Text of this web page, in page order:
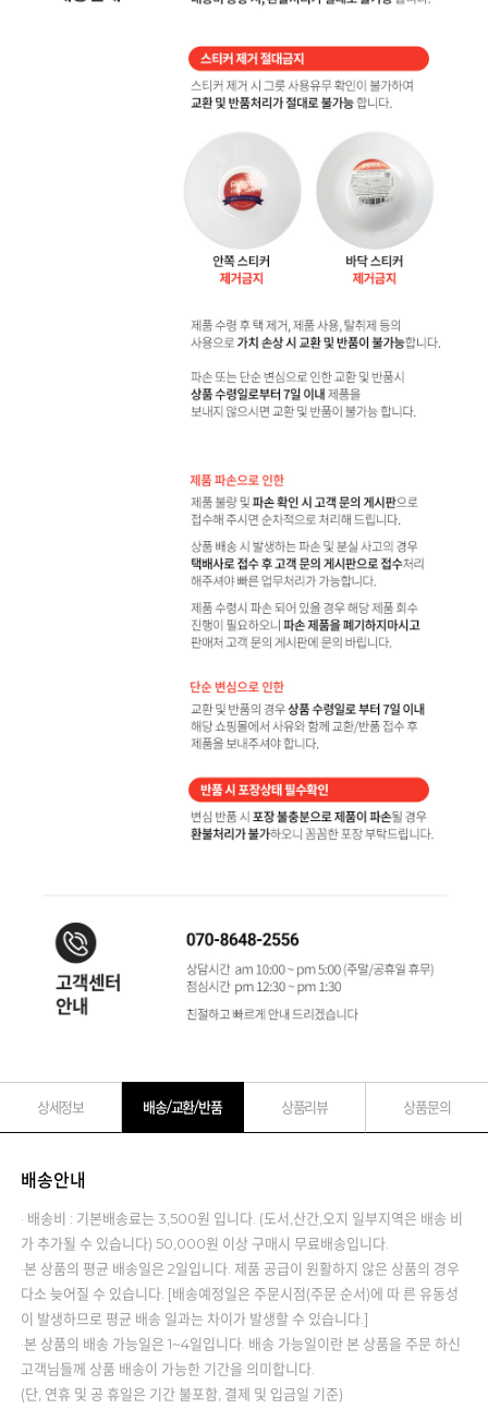
상세정보 배송/교환/반품 상품리뷰 상품문의
배송안내
· 배송비 : 기본배송료는 3,500원 입니다. (도서,산간,오지 일부지역은 배송 비
가 추가될 수 있습니다) 50,000원 이상 구매시 무료배송입니다.
·본 상품의 평균 배송일은 2일입니다. 제품 공급이 원활하지 않은 상품의 경우
다소 늦어질 수 있습니다. [배송예정일은 주문시점(주문 순서)에 따 른 유동성
이 발생하므로 평균 배송 일과는 차이가 발생할 수 있습니다.]
·본 상품의 배송 가능일은 1~4일입니다. 배송 가능일이란 본 상품을 주문 하신
고객님들께 상품 배송이 가능한 기간을 의미합니다.
(단, 연휴 및 공 휴일은 기간 불포함, 결제 및 입금일 기준)